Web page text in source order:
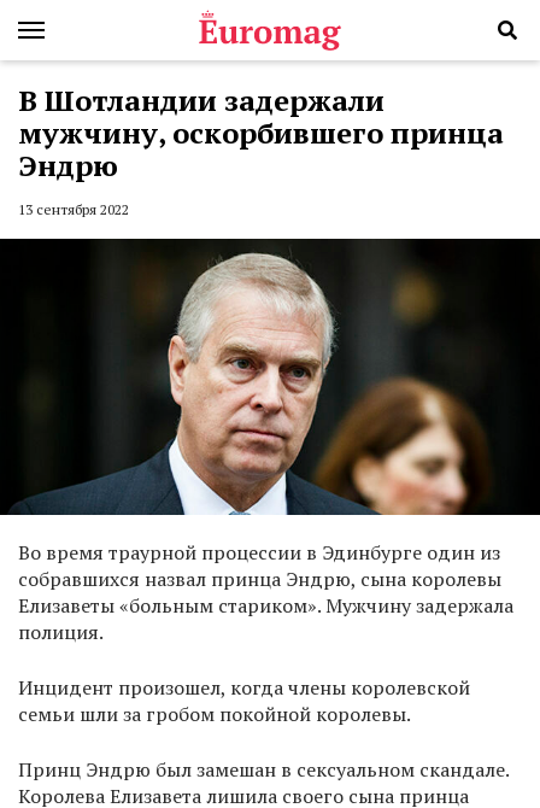
В Шотландии задержали
мужчину, оскорбившего принца
Эндрю
13 сентября 2022
Во время траурной процессии в Эдинбурге один из
собравшихся назвал принца Эндрю, сына королевы
Елизаветы «больным стариком». Мужчину задержала
полиция.
Инцидент произошел, когда члены королевской
семьи шли за гробом покойной королевы.
Принц Эндрю был замешан в сексуальном скандале.
Королева Елизавета лишила своего сына принца